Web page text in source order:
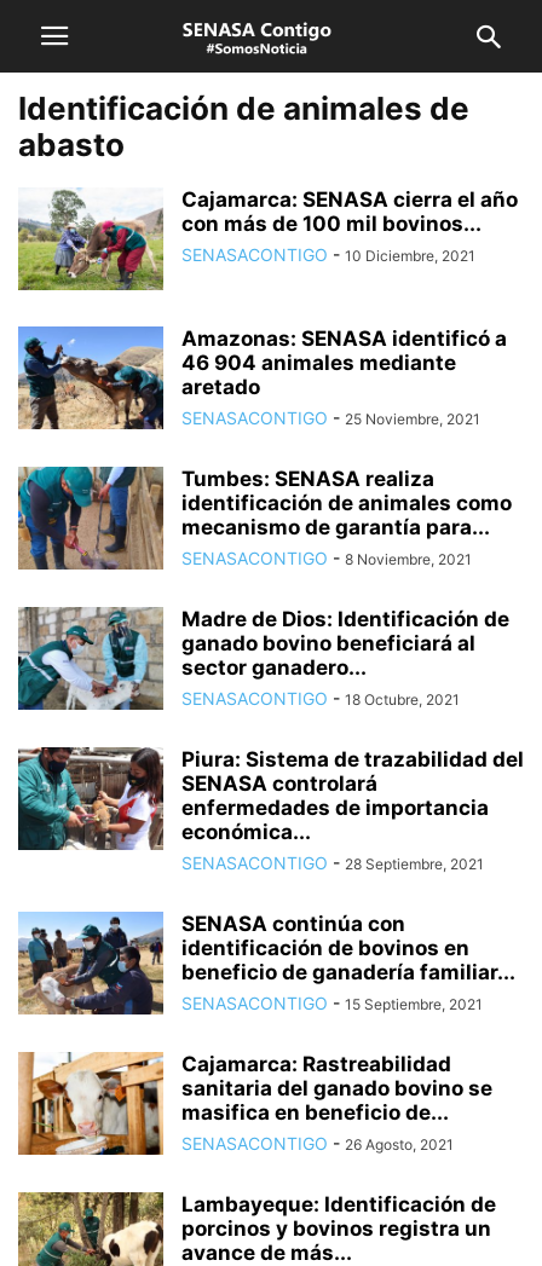
Identificación de animales de
abasto
Cajamarca: SENASA cierra el año
con más de 100 mil bovinos...
SENASACONTIGO - 10 Diciembre, 2021
Amazonas: SENASA identificó a
46 904 animales mediante
aretado
SENASACONTIGO - 25 Noviembre, 2021
Tumbes: SENASA realiza
identificación de animales como
mecanismo de garantía para...
SENASACONTIGO - 8 Noviembre, 2021
Madre de Dios: Identificación de
ganado bovino beneficiará al
sector ganadero...
SENASACONTIGO - 18 Octubre, 2021
Piura: Sistema de trazabilidad del
SENASA controlará
enfermedades de importancia
económica...
SENASACONTIGO - 28 Septiembre, 2021
SENASA continúa con
identificación de bovinos en
beneficio de ganadería familiar...
SENASACONTIGO - 15 Septiembre, 2021
Cajamarca: Rastreabilidad
sanitaria del ganado bovino se
masifica en beneficio de...
SENASACONTIGO - 26 Agosto, 2021
Lambayeque: Identificación de
porcinos y bovinos registra un
avance de más...